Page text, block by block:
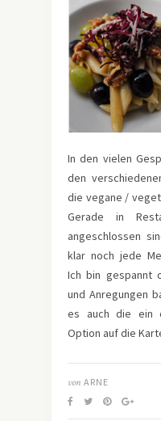
In den vielen
den
die vegane /
Gerade in
angeschlossen
klar noch jede
Ich bin gespannt
und Anregungen
es auch die ein
Option auf die
von ARNE